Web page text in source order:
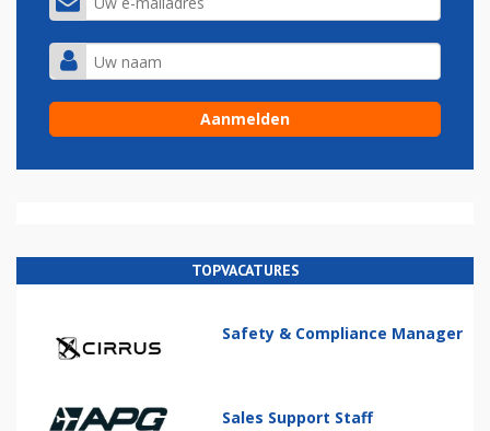
TOPVACATURES
Safety & Compliance Manager
Sales Support Staff